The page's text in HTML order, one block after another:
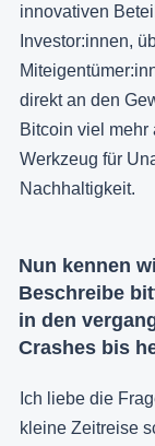
innovativen
Investor:innen,
direkt an den
Bitcoin viel mehr
Werkzeug für
Nachhaltigkeit.
Nun kennen
Beschreibe
in den
Crashes bis
Ich liebe die
kleine Zeitreise